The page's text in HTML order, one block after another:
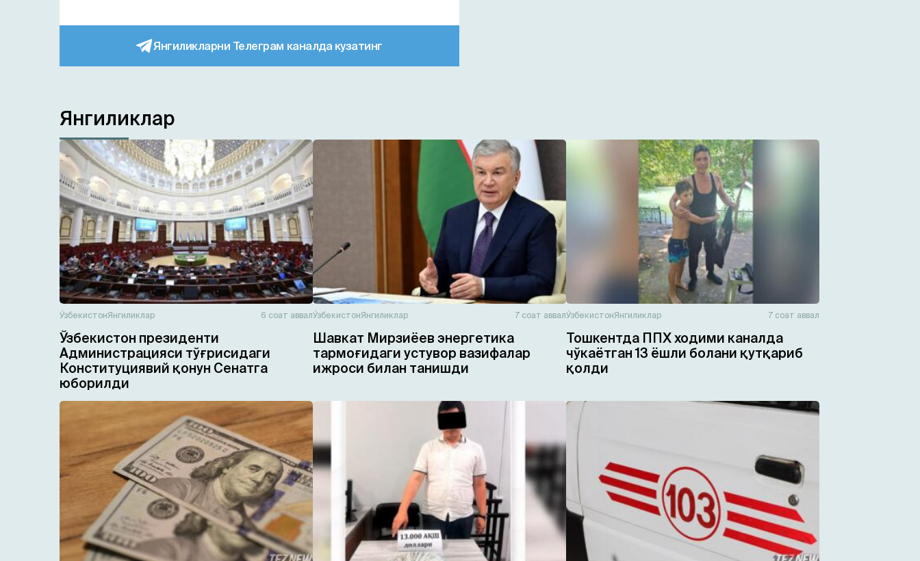
Янгиликларни Телеграм каналда кузатинг
Янгиликлар
ЎзбекистонЯнгиликлар 6 соат аввал
Ўзбекистон президенти
Администрацияси тўғрисидаги
Конституциявий қонун Сенатга
юборилди
ЎзбекистонЯнгиликлар 7 соат аввал
Шавкат Мирзиёев энергетика
тармоғидаги устувор вазифалар
ижроси билан танишди
ЎзбекистонЯнгиликлар 7 соат аввал
Тошкентда ППХ ходими каналда
чўкаётган 13 ёшли болани қутқариб
қолди